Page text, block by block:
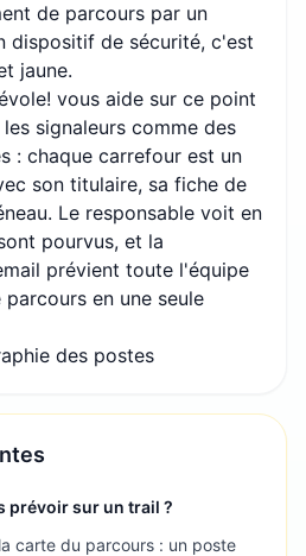
de parcours par un
dispositif de sécurité, c'est
jaune.
vous aide sur ce point
signaleurs comme des
: chaque carrefour est un
son titulaire, sa fiche de
Le responsable voit en
pourvus, et la
prévient toute l'équipe
en une seule
des postes
prévoir sur un trail ?
carte du parcours : un poste